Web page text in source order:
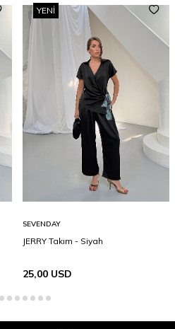
YENI
SEVENDAY
JERRY Takım - Siyah
25,00USD